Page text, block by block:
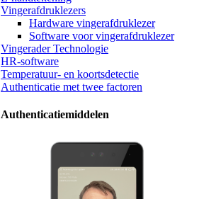
Vingerafdruklezers
Hardware vingerafdruklezer
Software voor vingerafdruklezer
Vingerader Technologie
HR-software
Temperatuur- en koortsdetectie
Authenticatie met twee factoren
Authenticatiemiddelen